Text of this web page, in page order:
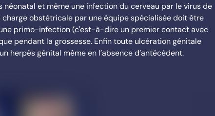
et même une infection du cerveau par le virus de
obstétricale par une équipe spécialisée doit être
primo-infection (c'est-à-dire un premier contact avec
pendant la grossesse. Enfin toute ulcération génitale
herpès génital même en l’absence d’antécédent.